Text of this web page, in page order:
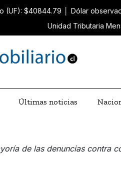
(UF): $40844.79 Dólar
Unidad Tributaria
Últimas noticias
de las denuncias contra